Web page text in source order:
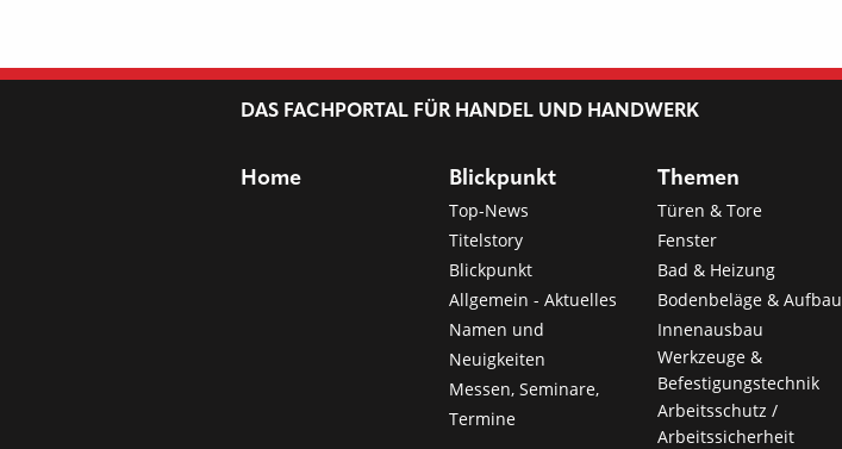
DAS FACHPORTAL FÜR HANDEL UND HANDWERK
Home Blickpunkt
Top-News
Titelstory
Blickpunkt
Allgemein - Aktuelles
Namen und
Neuigkeiten
Messen, Seminare,
Termine
Themen
Türen & Tore
Fenster
Bad & Heizung
Bodenbeläge & Aufbau
Innenausbau
Werkzeuge &
Befestigungstechnik
Arbeitsschutz /
Arbeitssicherheit